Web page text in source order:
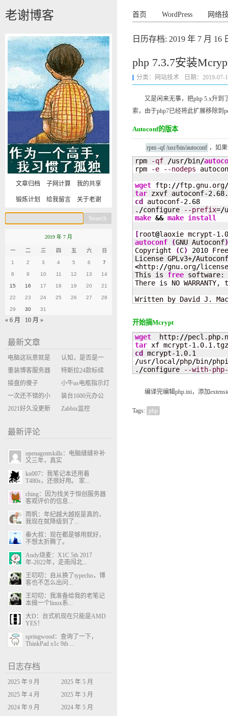
老谢博客 首页 WordPress 网络
日历存档: 2019 年 7 月 16
php 7.3.7安装
分类： 网站技术 日期：2019-07-
又是闲来无事，把php 5.x升到了
索，由于php7已经将此扩展移除到
Autoconf的版本
rpm -qf /usr/bin/autoconf ，如
rpm -qf /usr/bin/
rpm
-e --nodeps
wget ftp: //ftp.gnu.org/
tar zxvf autoconf-2.68
cd
autoconf-2.68
. /configure --prefix=/
make && make install
[root@laoxie mcrypt-
autoconf
(GNU Autoconf)
Copyright
(C) 2010
License GPLv3+/
<http: //gnu.org/
This is free
There is NO
Written by David J.
开始搞Mcrypt
wget
  http:
//
tar
cd
/usr/local/php/bin/
. /configure --with-
编译完编辑php.ini，添加
Tags: php
文章归档 子网计算 我的共享
锻炼计划 给我留言 关于老谢
2019 年 7 月
一 二 三 四 五 六 日
1 2 3 4 5 6 7
8 9 10 11 12 13 14
15 16 17 18 19 20 21
22 23 24 25 26 27 28
29 30 31
« 6 月 10 月 »
最新文章
电脑这玩意就是
缝缝补补的事
认知，是否是一
座大山？当架构
决策变成配置清
单比价
重装博客服务器
环境
特斯拉24款标续
Model Y 2万公里
使用体验
接盘的傻子
小牛us电瓶指示灯
闪三次不上电
一次还不错的小
米售后体验
装台1600元办公
主机
2021好久没更新
Zabbix监控
最新评论
openagentskills：电脑缝缝补补
又三年，真实
kn007：我笔记本还用着
T480s，还很好用。 家...
ching：因为找关于恒创服务器
客观评价的信息...
雨帆：年纪越大越抠是真的，
我现在就降级到了...
秦大叔：现在都是够用就好，
不想太折腾了。
Andy烧麦：X1C 5th 2017
年-2022年，走南闯北...
王叨叨：自从换了typecho，博
客也不怎么出问...
王叨叨：我准备给我的老笔记
本搞一个linux系...
大D：台式机现在只能是AMD
YES！
springwood：查询了一下，
ThinkPad x1c 9th ...
日志存档
2025 年 9 月
2025 年 5 月
2025 年 4 月
2025 年 3 月
2024 年 9 月
2024 年 5 月